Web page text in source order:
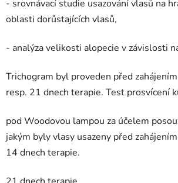
- srovnávací studie usazování vlasů na
oblasti dorůstajících vlasů,
- analýza velikosti alopecie v závislosti
Trichogram byl proveden před
resp. 21 dnech terapie. Test prosvícení
pod Woodovou lampou za účelem
jakým byly vlasy usazeny před
14 dnech terapie.